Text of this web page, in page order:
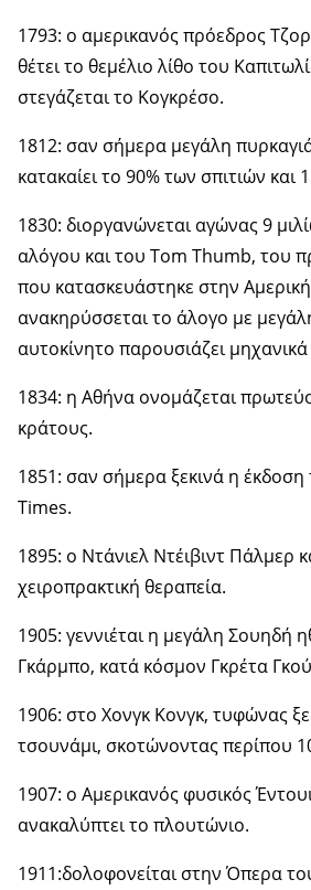
1793: ο αμερικανός πρόεδρος
θέτει το θεμέλιο λίθο του
στεγάζεται το Κογκρέσο.
1812: σαν σήμερα μεγάλη
κατακαίει το 90% των σπιτιών και
1830: διοργανώνεται αγώνας 9
αλόγου και του Tom Thumb, του
που κατασκευάστηκε στην
ανακηρύσσεται το άλογο με
αυτοκίνητο παρουσιάζει
1834: η Αθήνα ονομάζεται
κράτους.
1851: σαν σήμερα ξεκινά η
Times.
1895: ο Ντάνιελ Ντέιβιντ Πάλμερ
χειροπρακτική θεραπεία.
1905: γεννιέται η μεγάλη Σουηδή
Γκάρμπο, κατά κόσμον Γκρέτα
1906: στο Χονγκ Κονγκ, τυφώνας
τσουνάμι, σκοτώνοντας περίπου
1907: ο Αμερικανός φυσικός
ανακαλύπτει το πλουτώνιο.
1911:δολοφονείται στην Όπερα